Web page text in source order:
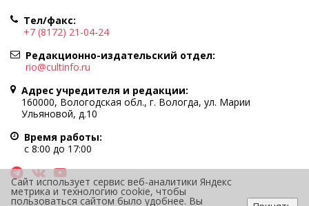
Учредитель КУ ВО «Информационно-аналитический центр
культуры»
Адрес учредителя и редакции: 160000, Вологодская обл., г.
Вологда, ул. Марии Ульяновой, д.10
Главный редактор — Легчанова Елена Григорьевна
Политика в отношении обработки персональных данных
При полном или частичном использовании информации
портала гиперссылка на cultinfo.ru обязательна.
Редакция не несет ответственности за достоверность
информации, содержащейся в рекламных объявлениях.
12+
Тел/факс:
+7 (8172) 21-04-24
Редакционно-издательский отдел:
rio@cultinfo.ru
Адрес учредителя и редакции:
160000, Вологодская обл., г. Вологда, ул. Марии
Ульяновой, д.10
Время работы:
с 8:00 до 17:00
Сайт использует сервис веб-аналитики Яндекс
метрика и технологию cookie, чтобы
пользоваться сайтом было удобнее. Вы